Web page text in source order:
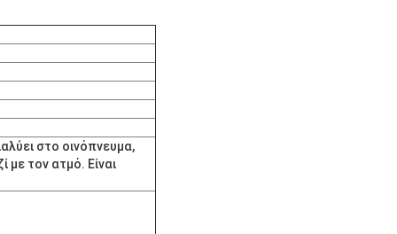
στο οινόπνευμα,
με τον ατμό. Είναι